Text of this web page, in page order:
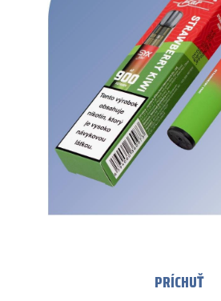
PRÍCHUŤ